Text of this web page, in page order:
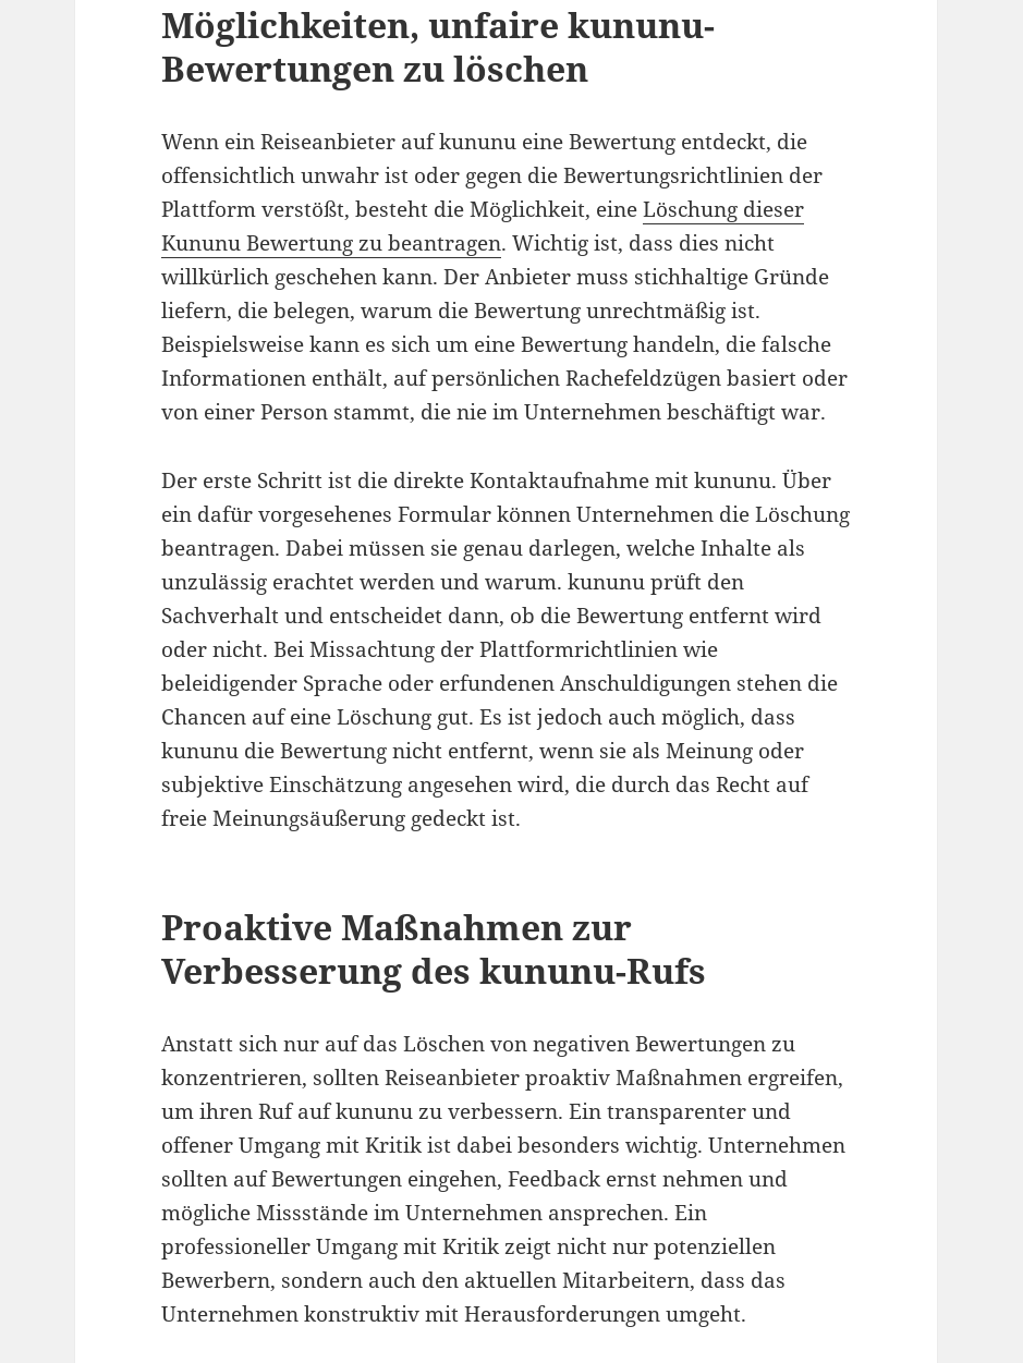
Möglichkeiten, unfaire kununu-
Bewertungen zu löschen
Wenn ein Reiseanbieter auf kununu eine Bewertung entdeckt, die
offensichtlich unwahr ist oder gegen die Bewertungsrichtlinien der
Plattform verstößt, besteht die Möglichkeit, eineLöschung dieser
Kununu Bewertung zu beantragen. Wichtig ist, dass dies nicht
willkürlich geschehen kann. Der Anbieter muss stichhaltige Gründe
liefern, die belegen, warum die Bewertung unrechtmäßig ist.
Beispielsweise kann es sich um eine Bewertung handeln, die falsche
Informationen enthält, auf persönlichen Rachefeldzügen basiert oder
von einer Person stammt, die nie im Unternehmen beschäftigt war.
Der erste Schritt ist die direkte Kontaktaufnahme mit kununu. Über
ein dafür vorgesehenes Formular können Unternehmen die Löschung
beantragen. Dabei müssen sie genau darlegen, welche Inhalte als
unzulässig erachtet werden und warum. kununu prüft den
Sachverhalt und entscheidet dann, ob die Bewertung entfernt wird
oder nicht. Bei Missachtung der Plattformrichtlinien wie
beleidigender Sprache oder erfundenen Anschuldigungen stehen die
Chancen auf eine Löschung gut. Es ist jedoch auch möglich, dass
kununu die Bewertung nicht entfernt, wenn sie als Meinung oder
subjektive Einschätzung angesehen wird, die durch das Recht auf
freie Meinungsäußerung gedeckt ist.
Proaktive Maßnahmen zur
Verbesserung des kununu-Rufs
Anstatt sich nur auf das Löschen von negativen Bewertungen zu
konzentrieren, sollten Reiseanbieter proaktiv Maßnahmen ergreifen,
um ihren Ruf auf kununu zu verbessern. Ein transparenter und
offener Umgang mit Kritik ist dabei besonders wichtig. Unternehmen
sollten auf Bewertungen eingehen, Feedback ernst nehmen und
mögliche Missstände im Unternehmen ansprechen. Ein
professioneller Umgang mit Kritik zeigt nicht nur potenziellen
Bewerbern, sondern auch den aktuellen Mitarbeitern, dass das
Unternehmen konstruktiv mit Herausforderungen umgeht.